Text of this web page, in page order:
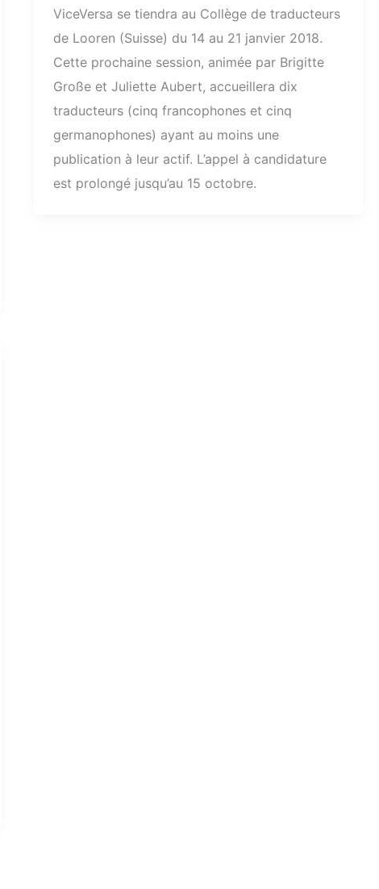
ViceVersa se tiendra au Collège de traducteurs
de Looren (Suisse) du 14 au 21 janvier 2018.
Cette prochaine session, animée par Brigitte
Große et Juliette Aubert, accueillera dix
traducteurs (cinq francophones et cinq
germanophones) ayant au moins une
publication à leur actif. L’appel à candidature
est prolongé jusqu’au 15 octobre.